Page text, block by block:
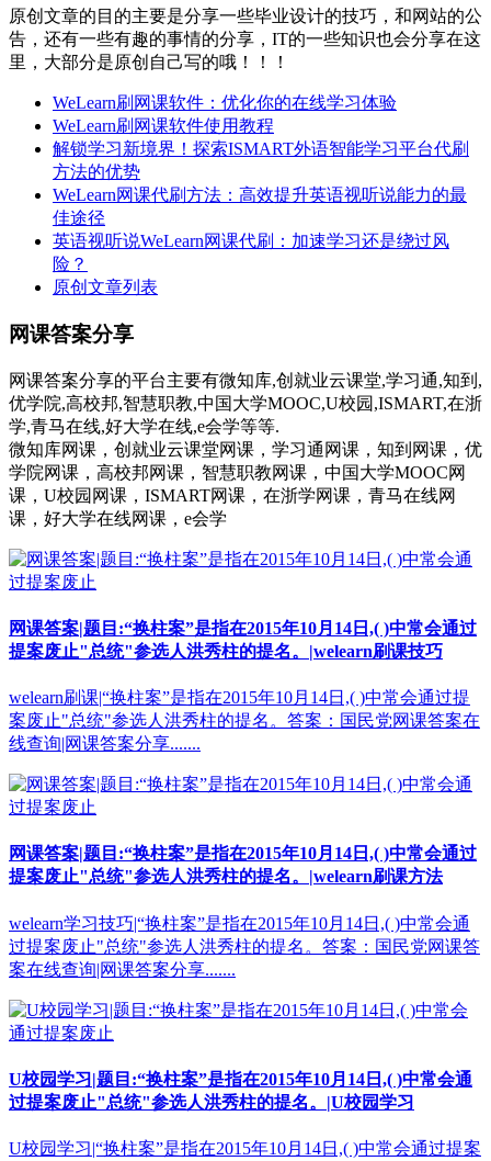
原创文章的目的主要是分享一些毕业设计的技巧，和网站的公
告，还有一些有趣的事情的分享，IT的一些知识也会分享在这
里，大部分是原创自己写的哦！！！
WeLearn刷网课软件：优化你的在线学习体验
WeLearn刷网课软件使用教程
解锁学习新境界！探索ISMART外语智能学习平台代刷
方法的优势
WeLearn网课代刷方法：高效提升英语视听说能力的最
佳途径
英语视听说WeLearn网课代刷：加速学习还是绕过风
险？
原创文章列表
网课答案分享
网课答案分享的平台主要有微知库,创就业云课堂,学习通,知到,
优学院,高校邦,智慧职教,中国大学MOOC,U校园,ISMART,在浙
学,青马在线,好大学在线,e会学等等.
微知库网课，创就业云课堂网课，学习通网课，知到网课，优
学院网课，高校邦网课，智慧职教网课，中国大学MOOC网
课，U校园网课，ISMART网课，在浙学网课，青马在线网
课，好大学在线网课，e会学
网课答案|题目:“换柱案”是指在2015年10月14日,( )中常会通过
提案废止"总统"参选人洪秀柱的提名。|welearn刷课技巧
welearn刷课|“换柱案”是指在2015年10月14日,( )中常会通过提
案废止"总统"参选人洪秀柱的提名。答案：国民党网课答案在
线查询|网课答案分享.......
网课答案|题目:“换柱案”是指在2015年10月14日,( )中常会通过
提案废止"总统"参选人洪秀柱的提名。|welearn刷课方法
welearn学习技巧|“换柱案”是指在2015年10月14日,( )中常会通
过提案废止"总统"参选人洪秀柱的提名。答案：国民党网课答
案在线查询|网课答案分享.......
U校园学习|题目:“换柱案”是指在2015年10月14日,( )中常会通
过提案废止"总统"参选人洪秀柱的提名。|U校园学习
U校园学习|“换柱案”是指在2015年10月14日,( )中常会通过提案